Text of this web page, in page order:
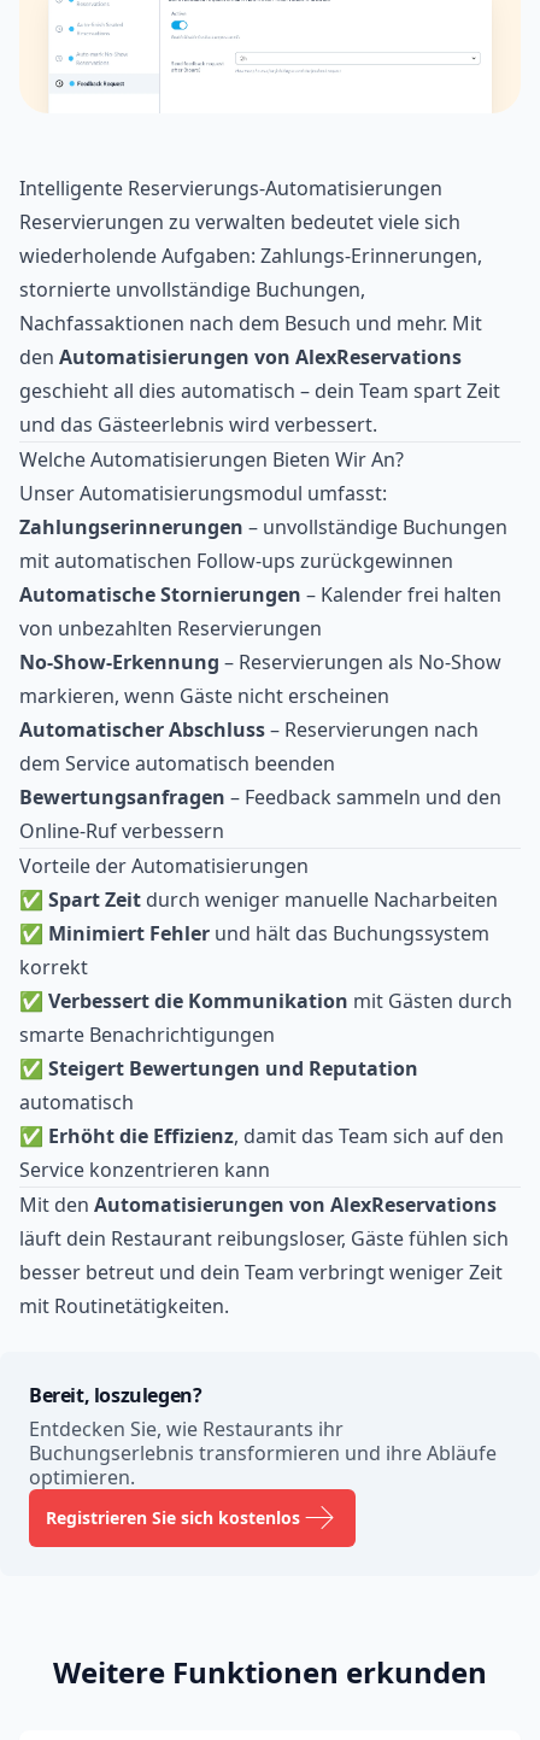
Intelligente Reservierungs-Automatisierungen
Reservierungen zu verwalten bedeutet viele sich
wiederholende Aufgaben: Zahlungs-Erinnerungen,
stornierte unvollständige Buchungen,
Nachfassaktionen nach dem Besuch und mehr. Mit
den Automatisierungen von AlexReservations
geschieht all dies automatisch – dein Team spart Zeit
und das Gästeerlebnis wird verbessert.
Welche Automatisierungen Bieten Wir An?
Unser Automatisierungsmodul umfasst:
Zahlungserinnerungen – unvollständige Buchungen
mit automatischen Follow-ups zurückgewinnen
Automatische Stornierungen – Kalender frei halten
von unbezahlten Reservierungen
No-Show-Erkennung – Reservierungen als No-Show
markieren, wenn Gäste nicht erscheinen
Automatischer Abschluss– Reservierungen nach
dem Service automatisch beenden
Bewertungsanfragen – Feedback sammeln und den
Online-Ruf verbessern
Vorteile der Automatisierungen
✅ Spart Zeit durch weniger manuelle Nacharbeiten
✅ Minimiert Fehler und hält das Buchungssystem
korrekt
✅ Verbessert die Kommunikation mit Gästen durch
smarte Benachrichtigungen
✅ Steigert Bewertungen und Reputation
automatisch
✅ Erhöht die Effizienz, damit das Team sich auf den
Service konzentrieren kann
Mit den Automatisierungen von AlexReservations
läuft dein Restaurant reibungsloser, Gäste fühlen sich
besser betreut und dein Team verbringt weniger Zeit
mit Routinetätigkeiten.
Bereit, loszulegen?
Entdecken Sie, wie Restaurants ihr
Buchungserlebnis transformieren und ihre Abläufe
optimieren.
Registrieren Sie sich kostenlos
Weitere Funktionen erkunden